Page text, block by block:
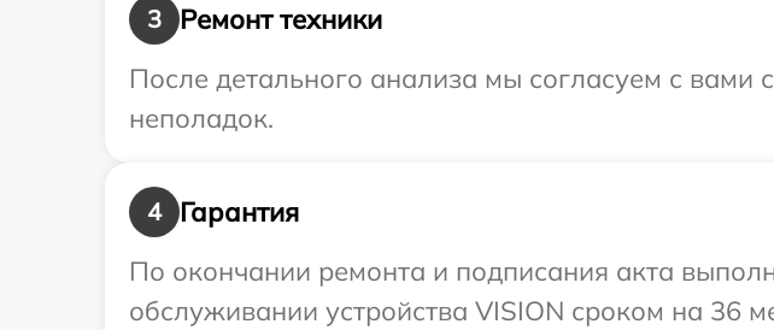
3
Ремонт техники
После детального анализа мы согласуем с вами
неполадок.
4
Гарантия
По окончании ремонта и подписания акта
обслуживании устройства VISION сроком на 36